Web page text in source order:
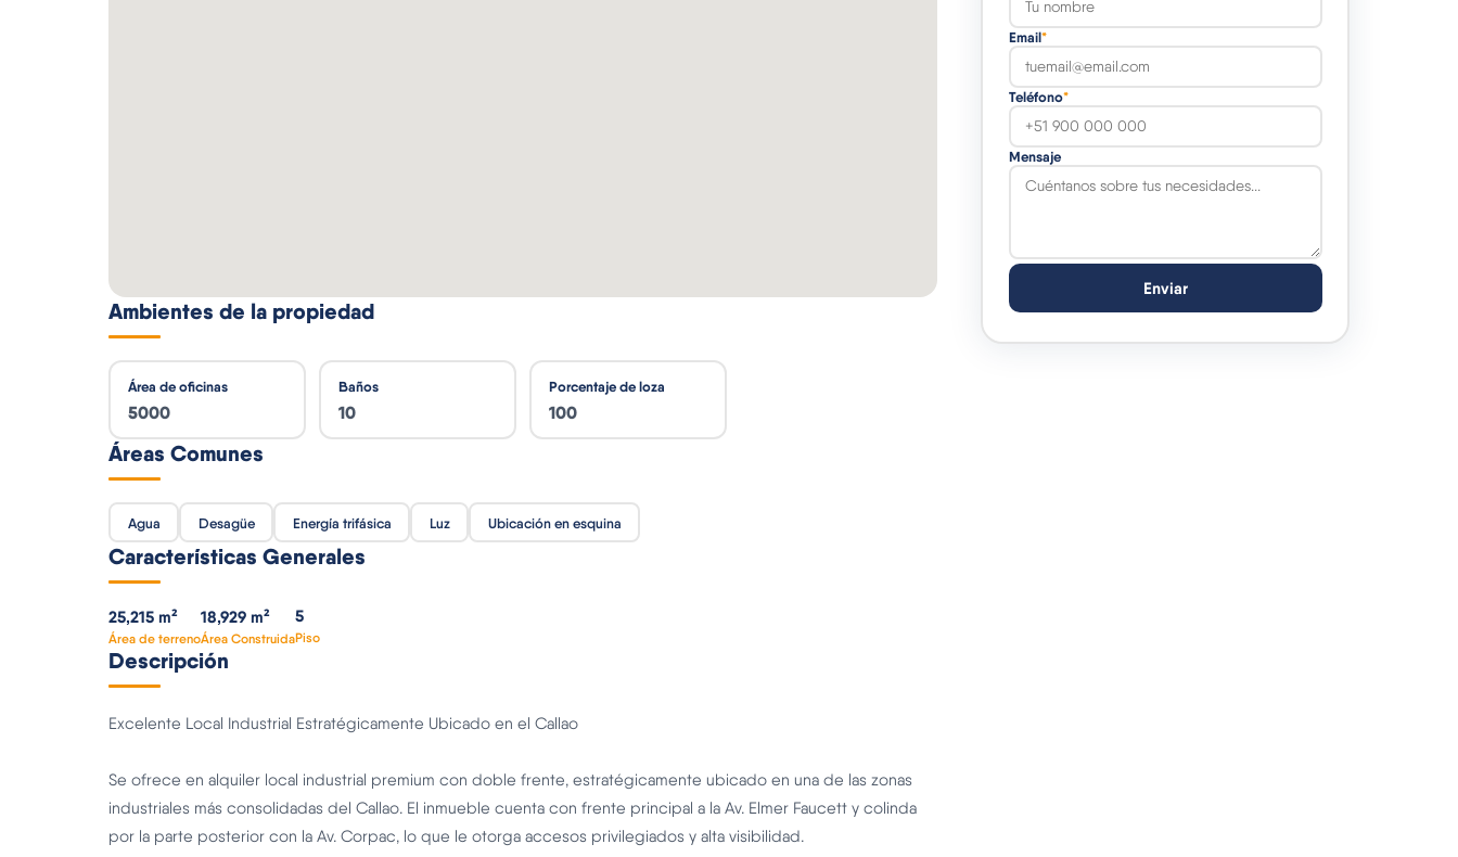
Ambientes de la propiedad
Área de oficinas
5000
Baños
10
Porcentaje de loza
100
Áreas Comunes
Agua Desagüe Energía trifásica Luz Ubicación en esquina
Características Generales
25,215 m²
Área de terreno
18,929 m²
Área Construida
5
Piso
Descripción
Excelente Local Industrial Estratégicamente Ubicado en el Callao
Se ofrece en alquiler local industrial premium con doble frente, estratégicamente ubicado en una de las zonas
industriales más consolidadas del Callao. El inmueble cuenta con frente principal a la Av. Elmer Faucett y colinda
por la parte posterior con la Av. Corpac, lo que le otorga accesos privilegiados y alta visibilidad.
Email*
Teléfono*
Mensaje
Enviar